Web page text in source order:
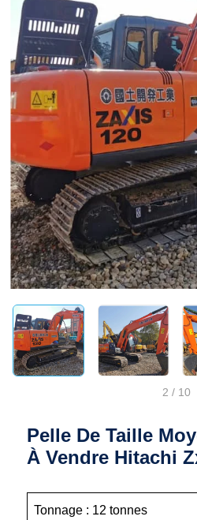
2 / 10
Pelle De Taille
À Vendre Hitachi
Tonnage : 12 tonnes